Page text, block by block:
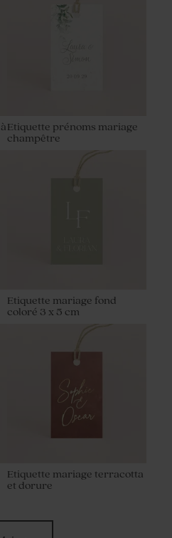
Etiquette prénoms mariage
champêtre
Etiquette mariage fond
coloré 3 x 5 cm
Etiquette mariage terracotta
et dorure